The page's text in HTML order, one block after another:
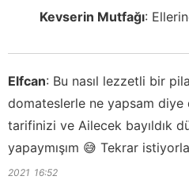
Kevserin Mutfağı:
Elfcan: Bu nasıl lezzetli bir
domateslerle ne yapsam diye
tarifinizi ve Ailecek bayıldık
yapaymışım 😅 Tekrar
2021 16:52